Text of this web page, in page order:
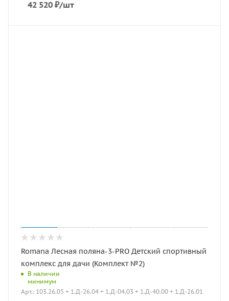
42 520 ₽/шт
Romana Лесная поляна-3-PRO Детский спортивный
комплекс для дачи (Комплект №2)
В наличии
минимум
Арт.: 103.26.05 + 1.Д-26.04 + 1.Д-04.03 + 1.Д-40.00 + 1.Д-26.01